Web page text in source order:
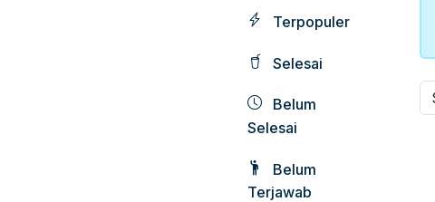
Terpopuler
Selesai
Belum
Selesai
Belum
Terjawab